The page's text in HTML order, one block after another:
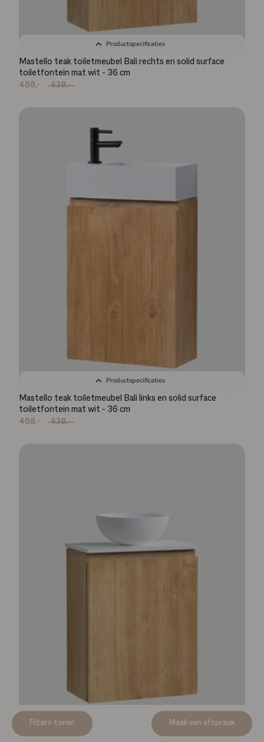
Filters tonen Maak een afspraak
Productspecificaties
Mastello teak toiletmeubel Bali rechts en solid surface
toiletfontein mat wit - 36 cm
488,- 638,-
Productspecificaties
Mastello teak toiletmeubel Bali links en solid surface
toiletfontein mat wit - 36 cm
488,- 638,-
Productspecificaties
Mastello teakhouten toiletmeubel Bali rechts - 36 cm